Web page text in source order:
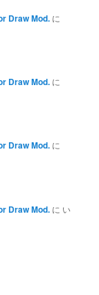
Draw Mod. に
Draw Mod. に
Draw Mod. に
Draw Mod. に い